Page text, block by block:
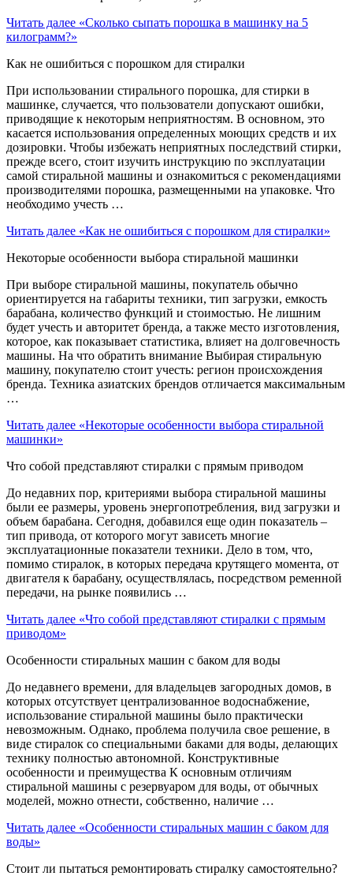
Читать далее «Сколько сыпать порошка в машинку на 5
килограмм?»
Как не ошибиться с порошком для стиралки
При использовании стирального порошка, для стирки в
машинке, случается, что пользователи допускают ошибки,
приводящие к некоторым неприятностям. В основном, это
касается использования определенных моющих средств и их
дозировки. Чтобы избежать неприятных последствий стирки,
прежде всего, стоит изучить инструкцию по эксплуатации
самой стиральной машины и ознакомиться с рекомендациями
производителями порошка, размещенными на упаковке. Что
необходимо учесть …
Читать далее «Как не ошибиться с порошком для стиралки»
Некоторые особенности выбора стиральной машинки
При выборе стиральной машины, покупатель обычно
ориентируется на габариты техники, тип загрузки, емкость
барабана, количество функций и стоимостью. Не лишним
будет учесть и авторитет бренда, а также место изготовления,
которое, как показывает статистика, влияет на долговечность
машины. На что обратить внимание Выбирая стиральную
машину, покупателю стоит учесть: регион происхождения
бренда. Техника азиатских брендов отличается максимальным
…
Читать далее «Некоторые особенности выбора стиральной
машинки»
Что собой представляют стиралки с прямым приводом
До недавних пор, критериями выбора стиральной машины
были ее размеры, уровень энергопотребления, вид загрузки и
объем барабана. Сегодня, добавился еще один показатель –
тип привода, от которого могут зависеть многие
эксплуатационные показатели техники. Дело в том, что,
помимо стиралок, в которых передача крутящего момента, от
двигателя к барабану, осуществлялась, посредством ременной
передачи, на рынке появились …
Читать далее «Что собой представляют стиралки с прямым
приводом»
Особенности стиральных машин с баком для воды
До недавнего времени, для владельцев загородных домов, в
которых отсутствует централизованное водоснабжение,
использование стиральной машины было практически
невозможным. Однако, проблема получила свое решение, в
виде стиралок со специальными баками для воды, делающих
технику полностью автономной. Конструктивные
особенности и преимущества К основным отличиям
стиральной машины с резервуаром для воды, от обычных
моделей, можно отнести, собственно, наличие …
Читать далее «Особенности стиральных машин с баком для
воды»
Стоит ли пытаться ремонтировать стиралку самостоятельно?